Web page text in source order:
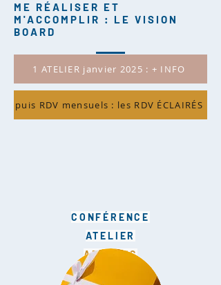
ME RÉALISER ET
M'ACCOMPLIR : LE VISION
BOARD
1 ATELIER janvier 2025 : + INFO
puis RDV mensuels : les RDV ÉCLAIRÉS
CONFÉRENCE
ATELIER
ADULTES